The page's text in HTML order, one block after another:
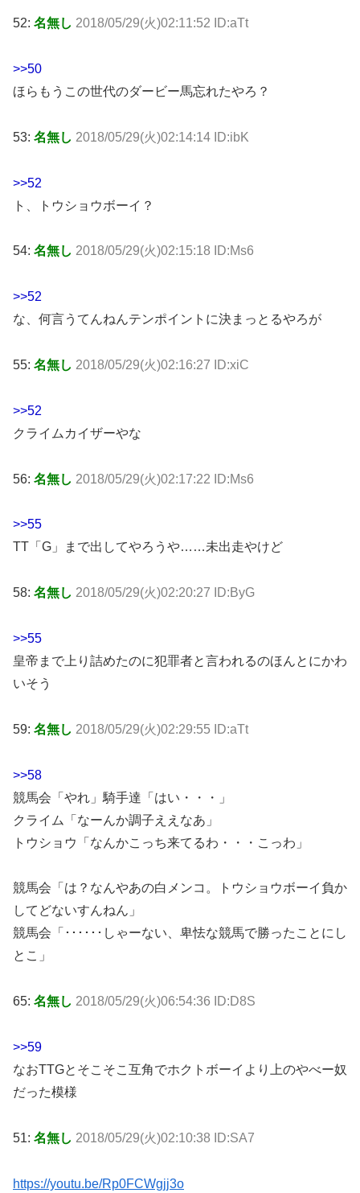
52: 名無し 2018/05/29(火)02:11:52 ID:aTt
>>50
ほらもうこの世代のダービー馬忘れたやろ？
53: 名無し 2018/05/29(火)02:14:14 ID:ibK
>>52
ト、トウショウボーイ？
54: 名無し 2018/05/29(火)02:15:18 ID:Ms6
>>52
な、何言うてんねんテンポイントに決まっとるやろが
55: 名無し 2018/05/29(火)02:16:27 ID:xiC
>>52
クライムカイザーやな
56: 名無し 2018/05/29(火)02:17:22 ID:Ms6
>>55
TT「G」まで出してやろうや……未出走やけど
58: 名無し 2018/05/29(火)02:20:27 ID:ByG
>>55
皇帝まで上り詰めたのに犯罪者と言われるのほんとにかわ
いそう
59: 名無し 2018/05/29(火)02:29:55 ID:aTt
>>58
競馬会「やれ」騎手達「はい・・・」
クライム「なーんか調子ええなあ」
トウショウ「なんかこっち来てるわ・・・こっわ」
競馬会「は？なんやあの白メンコ。トウショウボーイ負か
してどないすんねん」
競馬会「･･････しゃーない、卑怯な競馬で勝ったことにし
とこ」
65: 名無し 2018/05/29(火)06:54:36 ID:D8S
>>59
なおTTGとそこそこ互角でホクトボーイより上のやべー奴
だった模様
51: 名無し 2018/05/29(火)02:10:38 ID:SA7
https://youtu.be/Rp0FCWgjj3o